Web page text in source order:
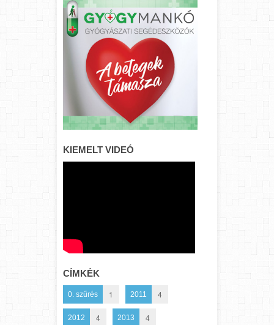
KIEMELT VIDEÓ
CÍMKÉK
0. szűrés 1 2011 4
2012 4 2013 4